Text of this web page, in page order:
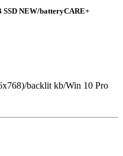
NEW/batteryCARE+
backlit kb/Win 10 Pro